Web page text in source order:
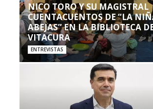
NICO TORO Y SU MAGISTRAL
CUENTACUENTOS DE “LA
ABEJAS” EN LA BIBLIOTECA
VITACURA
ENTREVISTAS